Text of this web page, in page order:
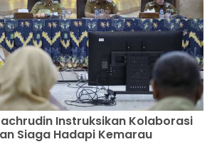
Instruksikan Kolaborasi
Siaga Hadapi Kemarau